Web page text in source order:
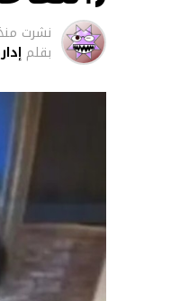
نشرت
بقلم